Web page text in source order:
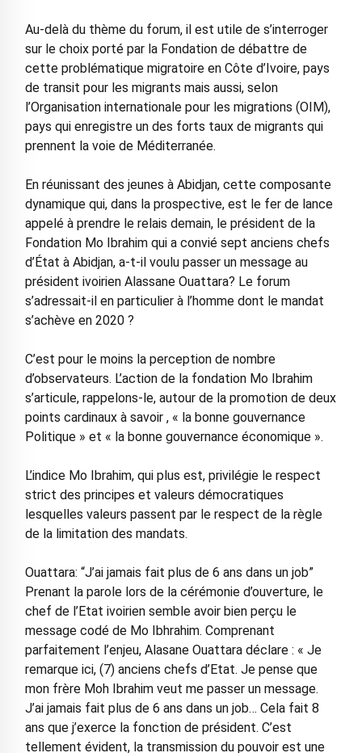
Au-delà du thème du forum, il est utile de s’interroger
sur le choix porté par la Fondation de débattre de
cette problématique migratoire en Côte d’Ivoire, pays
de transit pour les migrants mais aussi, selon
l’Organisation internationale pour les migrations (OIM),
pays qui enregistre un des forts taux de migrants qui
prennent la voie de Méditerranée.
En réunissant des jeunes à Abidjan, cette composante
dynamique qui, dans la prospective, est le fer de lance
appelé à prendre le relais demain, le président de la
Fondation Mo Ibrahim qui a convié sept anciens chefs
d’État à Abidjan, a-t-il voulu passer un message au
président ivoirien Alassane Ouattara? Le forum
s’adressait-il en particulier à l’homme dont le mandat
s’achève en 2020 ?
C’est pour le moins la perception de nombre
d’observateurs. L’action de la fondation Mo Ibrahim
s’articule, rappelons-le, autour de la promotion de deux
points cardinaux à savoir , « la bonne gouvernance
Politique » et « la bonne gouvernance économique ».
L’indice Mo Ibrahim, qui plus est, privilégie le respect
strict des principes et valeurs démocratiques
lesquelles valeurs passent par le respect de la règle
de la limitation des mandats.
Ouattara: “J’ai jamais fait plus de 6 ans dans un job”
Prenant la parole lors de la cérémonie d’ouverture, le
chef de l’Etat ivoirien semble avoir bien perçu le
message codé de Mo Ibhrahim. Comprenant
parfaitement l’enjeu, Alasane Ouattara déclare : « Je
remarque ici, (7) anciens chefs d’Etat. Je pense que
mon frère Moh Ibrahim veut me passer un message.
J’ai jamais fait plus de 6 ans dans un job… Cela fait 8
ans que j’exerce la fonction de président. C’est
tellement évident, la transmission du pouvoir est une